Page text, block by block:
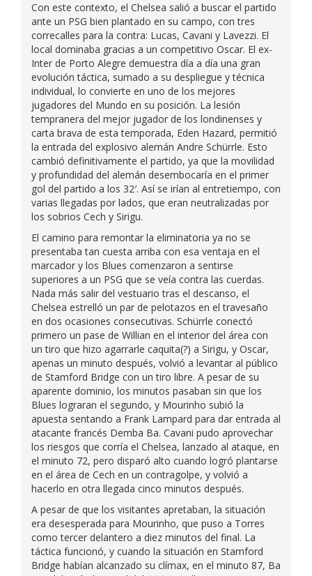
Con este contexto, el Chelsea salió a buscar el partido
ante un PSG bien plantado en su campo, con tres
correcalles para la contra: Lucas, Cavani y Lavezzi. El
local dominaba gracias a un competitivo Oscar. El ex-
Inter de Porto Alegre demuestra día a día una gran
evolución táctica, sumado a su despliegue y técnica
individual, lo convierte en uno de los mejores
jugadores del Mundo en su posición. La lesión
tempranera del mejor jugador de los londinenses y
carta brava de esta temporada, Eden Hazard, permitió
la entrada del explosivo alemán Andre Schürrle. Esto
cambió definitivamente el partido, ya que la movilidad
y profundidad del alemán desembocaría en el primer
gol del partido a los 32′. Así se irían al entretiempo, con
varias llegadas por lados, que eran neutralizadas por
los sobrios Cech y Sirigu.
El camino para remontar la eliminatoria ya no se
presentaba tan cuesta arriba con esa ventaja en el
marcador y los Blues comenzaron a sentirse
superiores a un PSG que se veía contra las cuerdas.
Nada más salir del vestuario tras el descanso, el
Chelsea estrelló un par de pelotazos en el travesaño
en dos ocasiones consecutivas. Schürrle conectó
primero un pase de Willian en el interior del área con
un tiro que hizo agarrarle caquita(?) a Sirigu, y Oscar,
apenas un minuto después, volvió a levantar al público
de Stamford Bridge con un tiro libre. A pesar de su
aparente dominio, los minutos pasaban sin que los
Blues lograran el segundo, y Mourinho subió la
apuesta sentando a Frank Lampard para dar entrada al
atacante francés Demba Ba. Cavani pudo aprovechar
los riesgos que corría el Chelsea, lanzado al ataque, en
el minuto 72, pero disparó alto cuando logró plantarse
en el área de Cech en un contragolpe, y volvió a
hacerlo en otra llegada cinco minutos después.
A pesar de que los visitantes apretaban, la situación
era desesperada para Mourinho, que puso a Torres
como tercer delantero a diez minutos del final. La
táctica funcionó, y cuando la situación en Stamford
Bridge habían alcanzado su clímax, en el minuto 87, Ba